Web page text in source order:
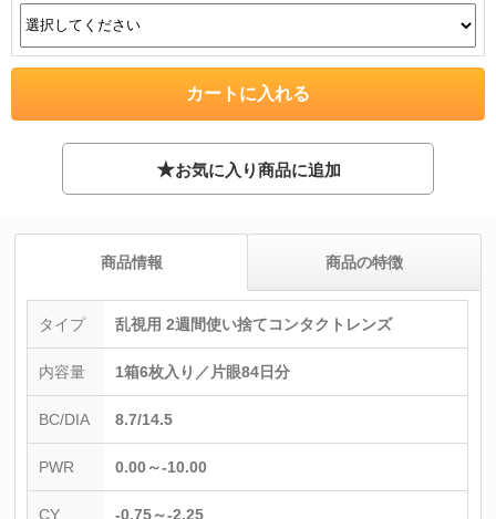
★お気に入り商品に追加
商品情報
タイプ 乱視用 2週間使い捨てコンタクトレンズ
内容量 1箱6枚入り／片眼84日分
BC/DIA 8.7/14.5
PWR 0.00～-10.00
CY -0.75～-2.25
商品の特徴